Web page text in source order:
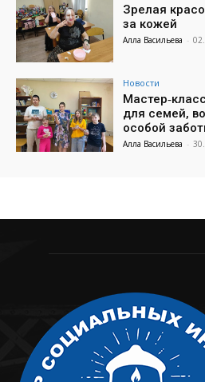
Зрелая
за кожей
Алла Васильева -
Новости
для семей,
особой
Алла Васильева -